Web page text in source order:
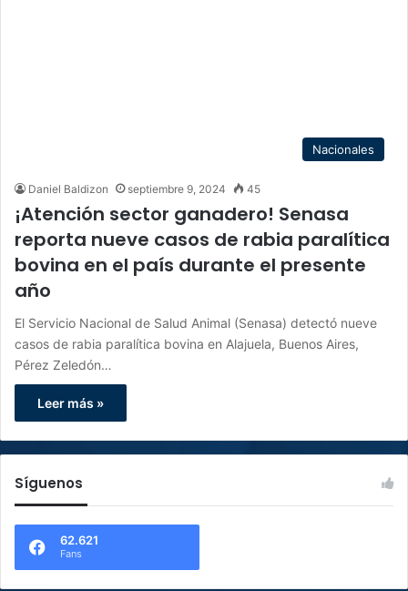
Nacionales
Daniel Baldizon septiembre 9, 2024 45
¡Atención sector ganadero! Senasa
reporta nueve casos de rabia paralítica
bovina en el país durante el presente
año
El Servicio Nacional de Salud Animal (Senasa) detectó nueve
casos de rabia paralítica bovina en Alajuela, Buenos Aires,
Pérez Zeledón…
Leer más »
Síguenos
62.621
Fans